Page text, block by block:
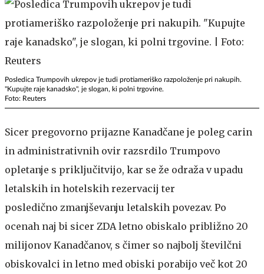
Posledica Trumpovih ukrepov je tudi protiameriško razpoloženje pri nakupih.
"Kupujte raje kanadsko", je slogan, ki polni trgovine.
Foto: Reuters
Sicer pregovorno prijazne Kanadčane je poleg carin
in administrativnih ovir razsrdilo Trumpovo
opletanje s priključitvijo, kar se že odraža v upadu
letalskih in hotelskih rezervacij ter
posledično zmanjševanju letalskih povezav. Po
ocenah naj bi sicer ZDA letno obiskalo približno 20
milijonov Kanadčanov, s čimer so najbolj številčni
obiskovalci in letno med obiski porabijo več kot 20